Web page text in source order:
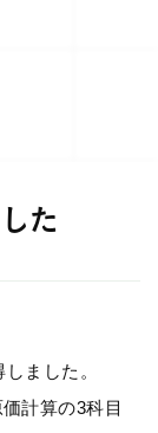
た
ました。
計算の3科目